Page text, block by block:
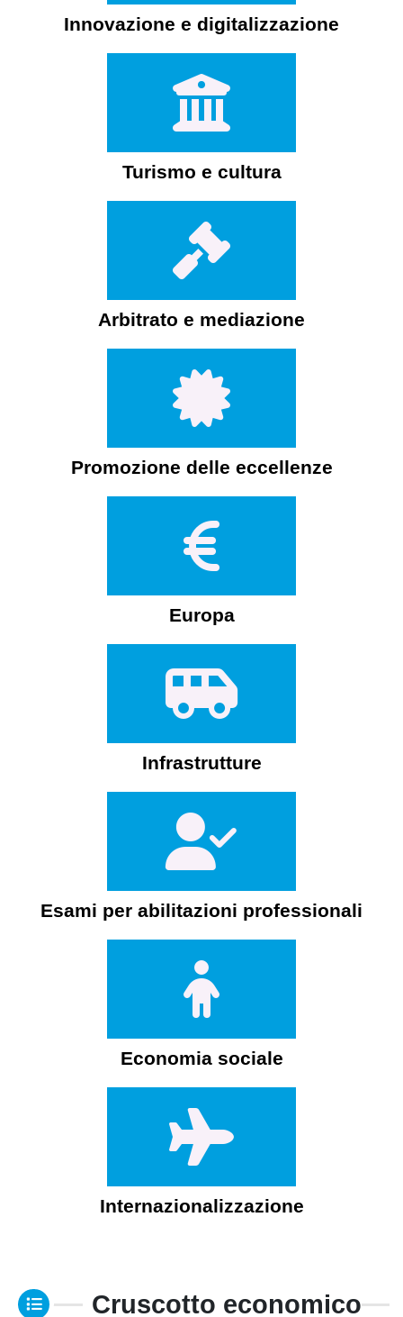
Innovazione e digitalizzazione
Turismo e cultura
Arbitrato e mediazione
Promozione delle eccellenze
Europa
Infrastrutture
Esami per abilitazioni professionali
Economia sociale
Internazionalizzazione
Cruscotto economico